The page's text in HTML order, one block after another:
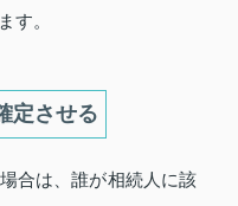
す。
定させる
合は、誰が相続人に該